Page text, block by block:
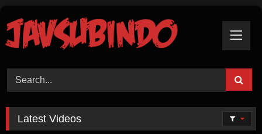
To
Content
Latest Videos